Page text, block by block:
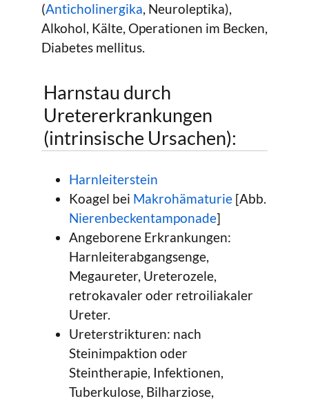
(Anticholinergika, Neuroleptika),
Alkohol, Kälte, Operationen im Becken,
Diabetes mellitus.
Harnstau durch
Uretererkrankungen
(intrinsische Ursachen):
Harnleiterstein
Koagel bei Makrohämaturie [Abb.
Nierenbeckentamponade]
Angeborene Erkrankungen:
Harnleiterabgangsenge,
Megaureter, Ureterozele,
retrokavaler oder retroiliakaler
Ureter.
Ureterstrikturen: nach
Steinimpaktion oder
Steintherapie, Infektionen,
Tuberkulose, Bilharziose,